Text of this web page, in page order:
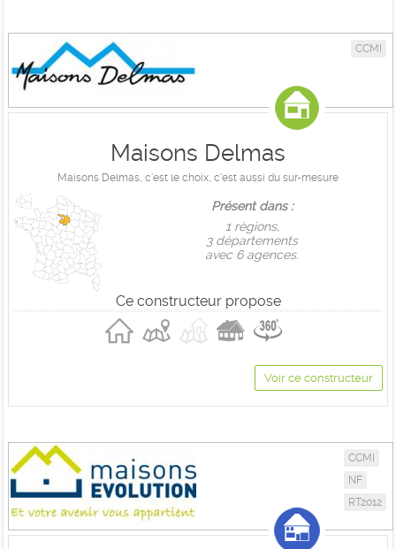
CCMI
Maisons Delmas
Maisons Delmas, c'est le choix, c'est aussi du sur-mesure
Présent dans :
1 règions,
3 départements
avec 6 agences.
Ce constructeur propose
Voir ce constructeur
CCMI
NF
RT2012